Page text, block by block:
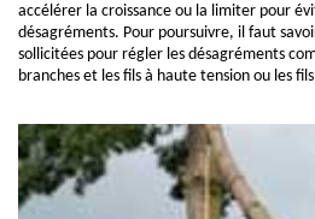
accélérer la croissance ou la limiter pour
désagréments. Pour poursuivre, il faut
sollicitées pour régler les désagréments
branches et les fils à haute tension ou les